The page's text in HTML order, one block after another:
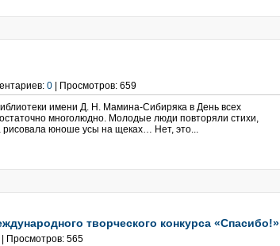
0 | Просмотров: 659
имени Д. Н. Мамина-Сибиряка в День всех
многолюдно. Молодые люди повторяли стихи,
рисовала юноше усы на щеках… Нет, это...
творческого конкурса «Спасибо!»
| Просмотров: 565